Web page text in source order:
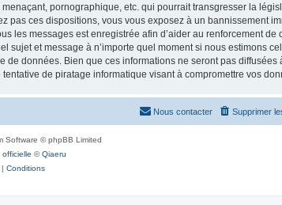
pornographique, etc. qui pourrait transgresser la
ces dispositions, vous vous exposez à un bannissement
les messages est enregistrée afin d’aider au renforcement
et message à n’importe quel moment si nous estimons
données. Bien que ces informations ne seront pas diffusées
de piratage informatique visant à compromettre vos
Supprimer
Nous contacter
Software © phpBB Limited
©Qiaeru
| Conditions